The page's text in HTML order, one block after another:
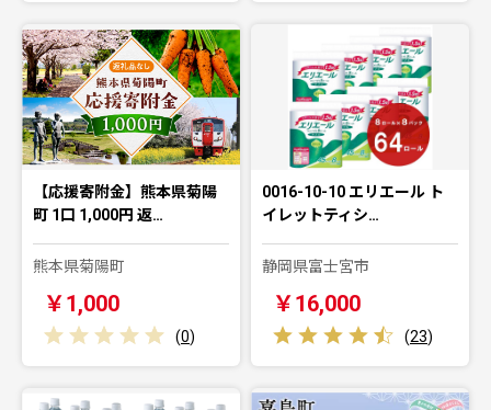
【応援寄附金】熊本県菊陽
町 1口 1,000円 返…
熊本県菊陽町
￥1,000
(0)
0016-10-10 エリエール ト
イレットティシ…
静岡県富士宮市
￥16,000
(23)